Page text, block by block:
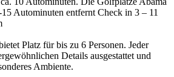
Autominuten entfernt Check in 3 – 11
Platz für bis zu 6 Personen. Jeder
Details ausgestattet und
Ambiente.